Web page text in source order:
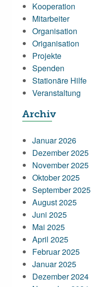
Kooperation
Mitarbeiter
Organisation
Origanisation
Projekte
Spenden
Stationäre Hilfe
Veranstaltung
Archiv
Januar 2026
Dezember 2025
November 2025
Oktober 2025
September 2025
August 2025
Juni 2025
Mai 2025
April 2025
Februar 2025
Januar 2025
Dezember 2024